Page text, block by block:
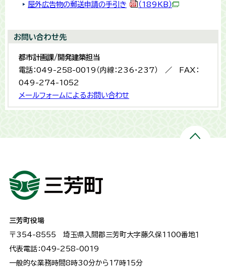
屋外広告物の郵送申請の手引き （189KB）
お問い合わせ先
都市計画課/開発建築担当
電話：049-258-0019（内線：236・237） ／ FAX：
049-274-1052
メールフォームによるお問い合わせ
三芳町役場
〒354-8555 埼玉県入間郡三芳町大字藤久保1100番地１
代表電話：049-258-0019
一般的な業務時間8時30分から17時15分